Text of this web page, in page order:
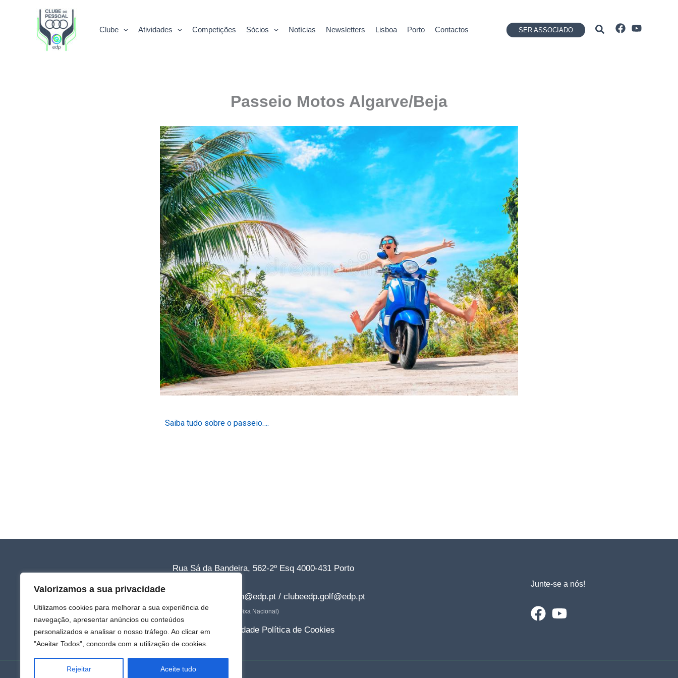
Valorizamos a sua privacidade
Utilizamos cookies para melhorar a sua experiência de
navegação, apresentar anúncios ou conteúdos
personalizados e analisar o nosso tráfego. Ao clicar em
"Aceitar Todos", concorda com a utilização de cookies.
Rejeitar Aceite tudo
Clube Atividades Competições Sócios Notícias Newsletters Lisboa Porto Contactos SER ASSOCIADO Pesquisar
Passeio Motos Algarve/Beja
Saiba tudo sobre o passeio….
Rua Sá da Bandeira, 562-2º Esq 4000-431 Porto
Email: clubeedp.dn@edp.pt / clubeedp.golf@edp.pt
*(Chamada para a rede Fixa Nacional)
Política de Privacidade Política de Cookies
Junte-se a nós!